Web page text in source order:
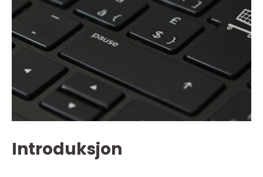
Introduksjon